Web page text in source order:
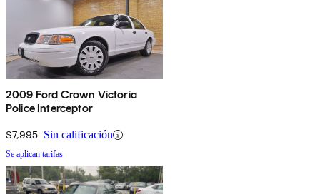
2009 Ford Crown Victoria
Police Interceptor
$7,995 Sin calificación
Se aplican tarifas